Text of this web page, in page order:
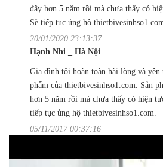
đây hơn 5 năm rồi mà chưa thấy có
Sẽ tiếp tục ủng hộ
20/01/2020 23:13:37
Hạnh Nhi _ Hà Nội
Gia đình tôi hoàn toàn hài lòng và yên
phẩm của thietbivesinhso1.com. Sản
hơn 5 năm rồi mà chưa thấy có hiện
tiếp tục ủng hộ thietbivesinhso1.com.
05/11/2017 00:37:16